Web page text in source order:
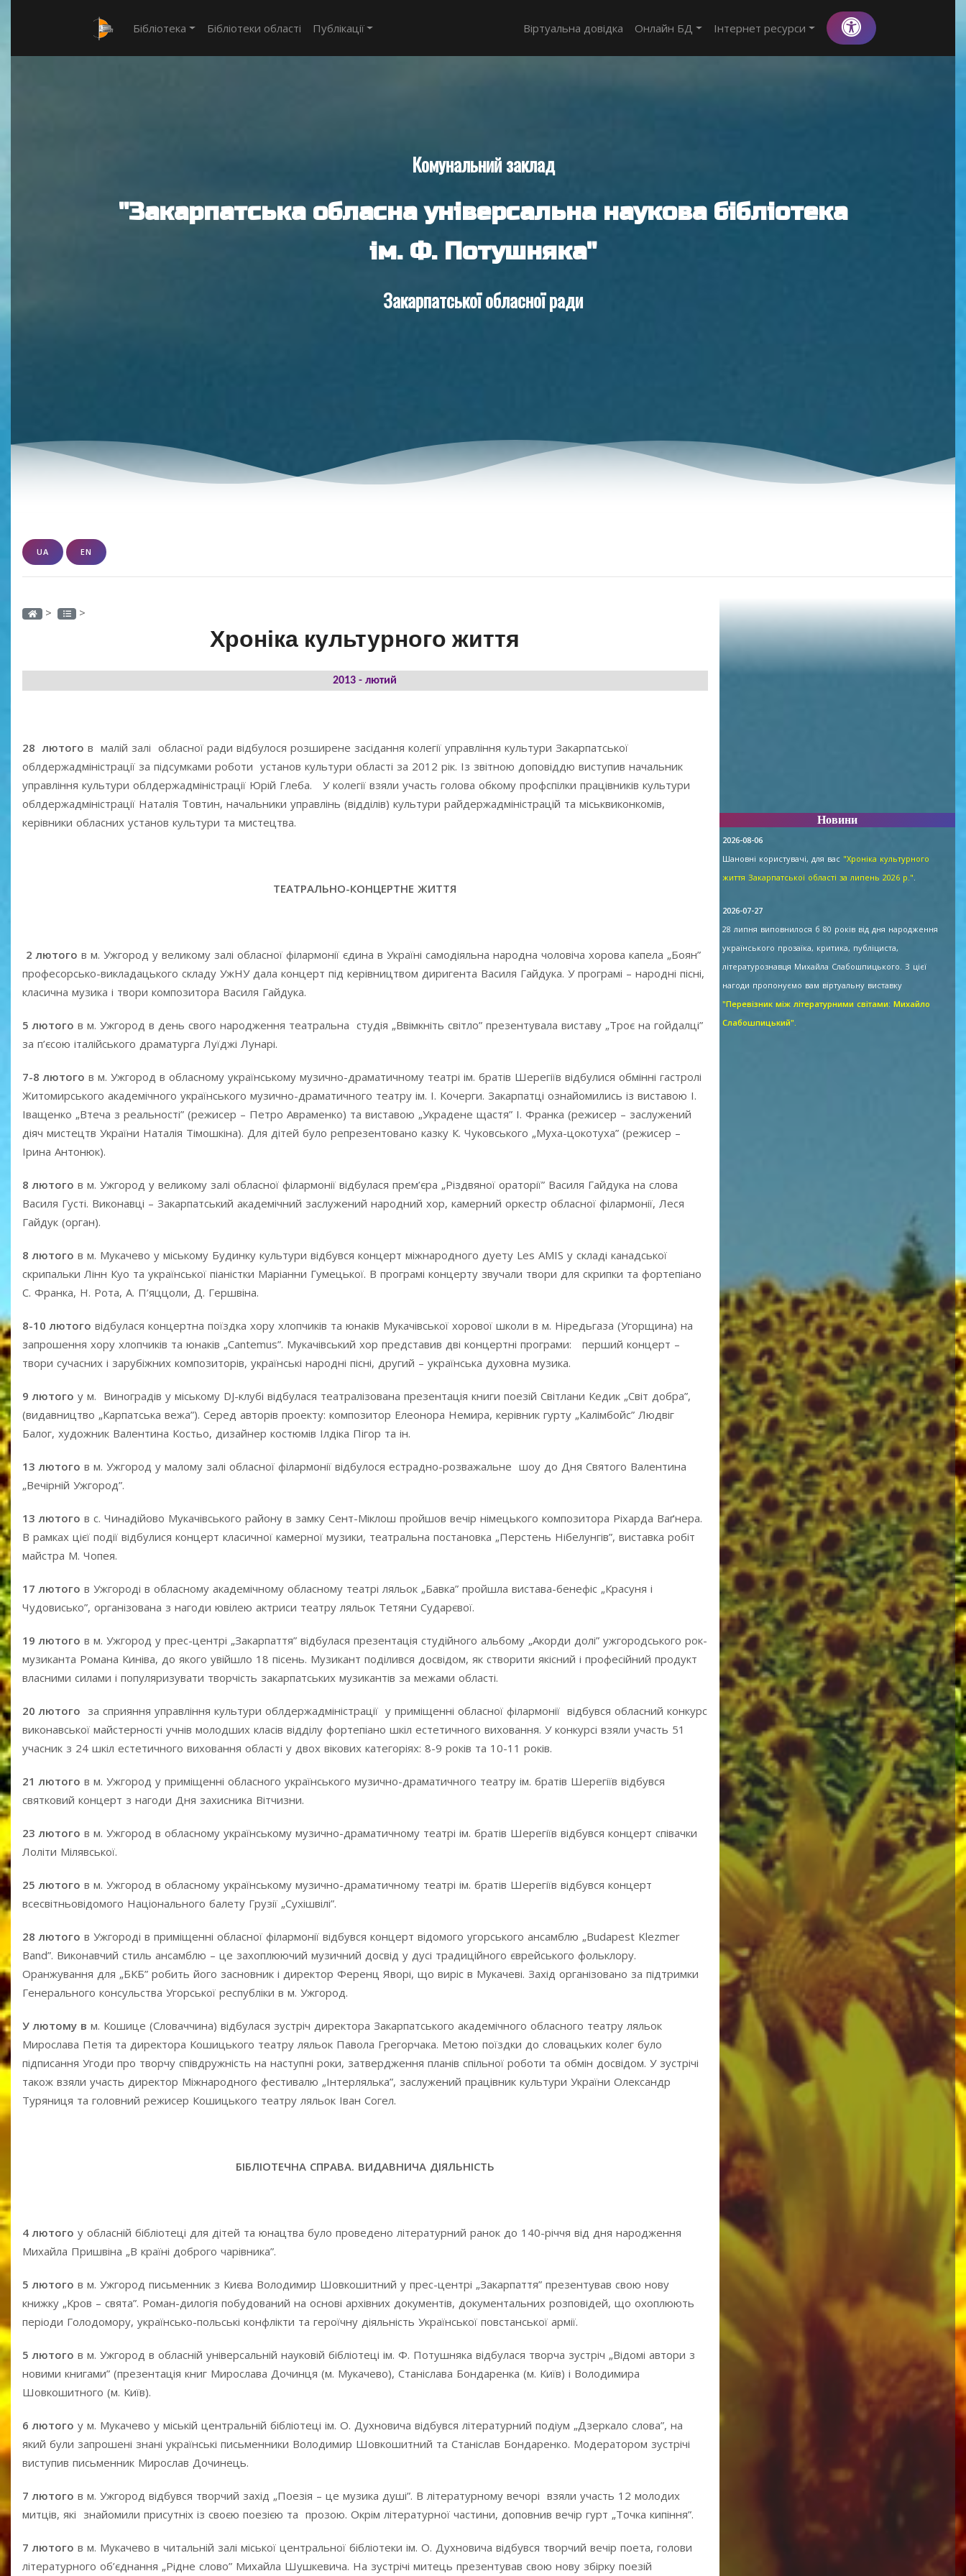
Бібліотека Бібліотеки області Публікації Віртуальна довідка Онлайн БД Інтернет ресурси
Комунальний заклад
"Закарпатська обласна універсальна наукова бібліотека
ім. Ф. Потушняка"
Закарпатської обласної ради
UA EN
> >
Хроніка культурного життя
2013 - лютий
28 лютого в малій залі обласної ради відбулося розширене засідання колегії управління культури Закарпатської
облдержадміністрації за підсумками роботи установ культури області за 2012 рік. Із звітною доповіддю виступив начальник
управління культури облдержадміністрації Юрій Глеба. У колегії взяли участь голова обкому профспілки працівників культури
облдержадміністрації Наталія Товтин, начальники управлінь (відділів) культури райдержадміністрацій та міськвиконкомів,
керівники обласних установ культури та мистецтва.
ТЕАТРАЛЬНО-КОНЦЕРТНЕ ЖИТТЯ
2 лютого в м. Ужгород у великому залі обласної філармонії єдина в Україні самодіяльна народна чоловіча хорова капела „Боян”
професорсько-викладацького складу УжНУ дала концерт під керівництвом диригента Василя Гайдука. У програмі – народні пісні,
класична музика і твори композитора Василя Гайдука.
5 лютого в м. Ужгород в день свого народження театральна студія „Ввімкніть світло” презентувала виставу „Троє на гойдалці”
за п’єсою італійського драматурга Луїджі Лунарі.
7-8 лютого в м. Ужгород в обласному українському музично-драматичному театрі ім. братів Шерегіїв відбулися обмінні гастролі
Житомирського академічного українського музично-драматичного театру ім. І. Кочерги. Закарпатці ознайомились із виставою І.
Іващенко „Втеча з реальності” (режисер – Петро Авраменко) та виставою „Украдене щастя” І. Франка (режисер – заслужений
діяч мистецтв України Наталія Тімошкіна). Для дітей було репрезентовано казку К. Чуковського „Муха-цокотуха” (режисер –
Ірина Антонюк).
8 лютого в м. Ужгород у великому залі обласної філармонії відбулася прем’єра „Різдвяної ораторії” Василя Гайдука на слова
Василя Густі. Виконавці – Закарпатський академічний заслужений народний хор, камерний оркестр обласної філармонії, Леся
Гайдук (орган).
8 лютого в м. Мукачево у міському Будинку культури відбувся концерт міжнародного дуету Les AMIS у складі канадської
скрипальки Лінн Куо та української піаністки Mаріанни Гумецької. В програмі концерту звучали твори для скрипки та фортепіано
С. Франка, Н. Рота, А. П’яццоли, Д. Гершвіна.
8-10 лютого відбулася концертна поїздка хору хлопчиків та юнаків Мукачівської хорової школи в м. Ніредьгаза (Угорщина) на
запрошення хору хлопчиків та юнаків „Cantemus”. Мукачівський хор представив дві концертні програми: перший концерт –
твори сучасних і зарубіжних композиторів, українські народні пісні, другий – українська духовна музика.
9 лютого у м. Виноградів у міському DJ-клубі відбулася театралізована презентація книги поезій Світлани Кедик „Світ добра”,
(видавництво „Карпатська вежа”). Серед авторів проекту: композитор Елеонора Немира, керівник гурту „Калімбойс” Людвіг
Балог, художник Валентина Костьо, дизайнер костюмів Ілдіка Пігор та ін.
13 лютого в м. Ужгород у малому залі обласної філармонії відбулося естрадно-розважальне шоу до Дня Святого Валентина
„Вечірній Ужгород”.
13 лютого в с. Чинадійово Мукачівського району в замку Сент-Міклош пройшов вечір німецького композитора Ріхарда Ваґнера.
В рамках цієї події відбулися концерт класичної камерної музики, театральна постановка „Перстень Нібелунгів”, виставка робіт
майстра М. Чопея.
17 лютого в Ужгороді в обласному академічному обласному театрі ляльок „Бавка” пройшла вистава-бенефіс „Красуня і
Чудовисько”, організована з нагоди ювілею актриси театру ляльок Тетяни Сударєвої.
19 лютого в м. Ужгород у прес-центрі „Закарпаття” відбулася презентація студійного альбому „Акорди долі” ужгородського рок-
музиканта Романа Киніва, до якого увійшло 18 пісень. Музикант поділився досвідом, як створити якісний і професійний продукт
власними силами і популяризувати творчість закарпатських музикантів за межами області.
20 лютого за сприяння управління культури облдержадміністрації у приміщенні обласної філармонії відбувся обласний конкурс
виконавської майстерності учнів молодших класів відділу фортепіано шкіл естетичного виховання. У конкурсі взяли участь 51
учасник з 24 шкіл естетичного виховання області у двох вікових категоріях: 8-9 років та 10-11 років.
21 лютого в м. Ужгород у приміщенні обласного українського музично-драматичного театру ім. братів Шерегіїв відбувся
святковий концерт з нагоди Дня захисника Вітчизни.
23 лютого в м. Ужгород в обласному українському музично-драматичному театрі ім. братів Шерегіїв відбувся концерт співачки
Лоліти Мілявської.
25 лютого в м. Ужгород в обласному українському музично-драматичному театрі ім. братів Шерегіїв відбувся концерт
всесвітньовідомого Національного балету Грузії „Сухішвілі”.
28 лютого в Ужгороді в приміщенні обласної філармонії відбувся концерт відомого угорського ансамблю „Budapest Klezmer
Band”. Виконавчий стиль ансамблю – це захоплюючий музичний досвід у дусі традиційного єврейського фольклору.
Оранжування для „БКБ” робить його засновник і директор Ференц Яворі, що виріс в Мукачеві. Захід організовано за підтримки
Генерального консульства Угорської республіки в м. Ужгород.
У лютому в м. Кошице (Словаччина) відбулася зустріч директора Закарпатського академічного обласного театру ляльок
Мирослава Петія та директора Кошицького театру ляльок Павола Грегорчака. Метою поїздки до словацьких колег було
підписання Угоди про творчу співдружність на наступні роки, затвердження планів спільної роботи та обмін досвідом. У зустрічі
також взяли участь директор Міжнародного фестивалю „Інтерлялька”, заслужений працівник культури України Олександр
Туряниця та головний режисер Кошицького театру ляльок Іван Согел.
БІБЛІОТЕЧНА СПРАВА. ВИДАВНИЧА ДІЯЛЬНІСТЬ
4 лютого у обласній бібліотеці для дітей та юнацтва було проведено літературний ранок до 140-річчя від дня народження
Михайла Пришвіна „В країні доброго чарівника”.
5 лютого в м. Ужгород письменник з Києва Володимир Шовкошитний у прес-центрі „Закарпаття” презентував свою нову
книжку „Кров – свята”. Роман-дилогія побудований на основі архівних документів, документальних розповідей, що охоплюють
періоди Голодомору, українсько-польські конфлікти та героїчну діяльність Української повстанської армії.
5 лютого в м. Ужгород в обласній універсальній науковій бібліотеці ім. Ф. Потушняка відбулася творча зустріч „Відомі автори з
новими книгами” (презентація книг Мирослава Дочинця (м. Мукачево), Станіслава Бондаренка (м. Київ) і Володимира
Шовкошитного (м. Київ).
6 лютого у м. Мукачево у міській центральній бібліотеці ім. О. Духновича відбувся літературний подіум „Дзеркало слова”, на
який були запрошені знані українські письменники Володимир Шовкошитний та Станіслав Бондаренко. Модератором зустрічі
виступив письменник Мирослав Дочинець.
7 лютого в м. Ужгород відбувся творчий захід „Поезія – це музика душі”. В літературному вечорі взяли участь 12 молодих
митців, які знайомили присутніх із своєю поезією та прозою. Окрім літературної частини, доповнив вечір гурт „Точка кипіння”.
7 лютого в м. Мукачево в читальній залі міської центральної бібліотеки ім. О. Духновича відбувся творчий вечір поета, голови
літературного об’єднання „Рідне слово” Михайла Шушкевича. На зустрічі митець презентував свою нову збірку поезій
Новини
2026-08-06
Шановні користувачі, для вас "Хроніка культурного
життя Закарпатської області за липень 2026 р.".
2026-07-27
28 липня виповнилося б 80 років від дня народження
українського прозаїка, критика, публіциста,
літературознавця Михайла Слабошпицького. З цієї
нагоди пропонуємо вам віртуальну виставку
"Перевізник між літературними світами: Михайло
Слабошпицький".